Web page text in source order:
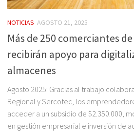
NOTICIAS AGOSTO 21, 2025
Más de 250 comerciantes
recibirán apoyo para
almacenes
Agosto 2025: Gracias al trabajo
Regional y Sercotec, los
acceder a un subsidio de $2.350.000,
en gestión empresarial e inversión de